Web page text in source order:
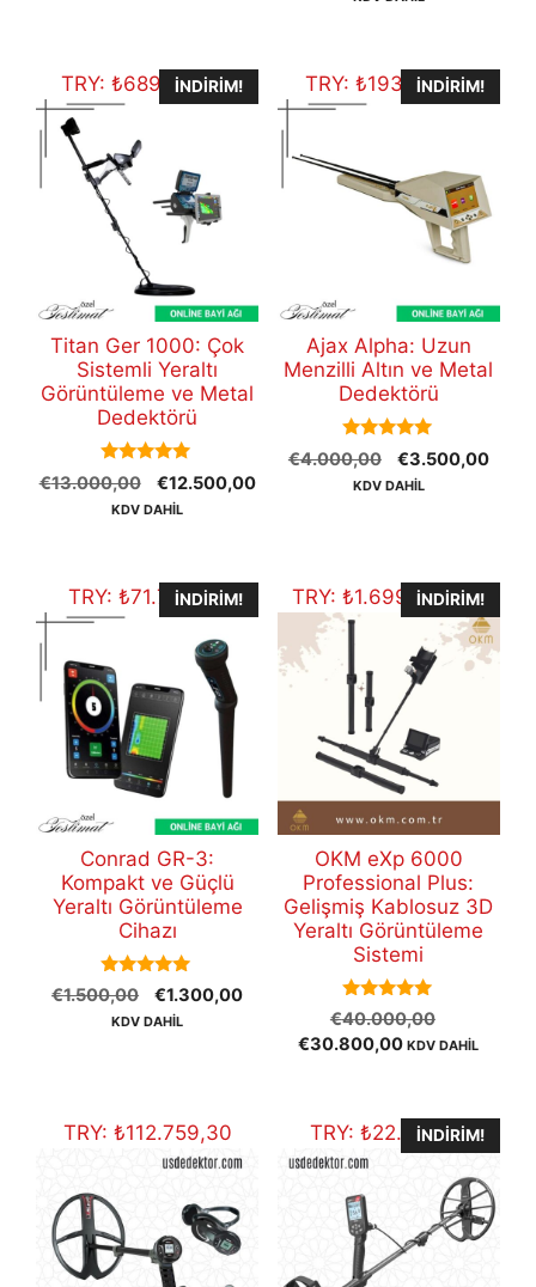
TRY:₺689.912,50
İNDIRIM!
Titan Ger 1000: Çok
Sistemli Yeraltı
Görüntüleme ve Metal
Dedektörü
5.00
out of 5
€13.000,00
Orijinal
fiyat:
€12.500,00Şu
KDV DAHİL
TRY: ₺193.175,50
İNDIRIM!
Ajax Alpha: Uzun
Menzilli Altın ve Metal
Dedektörü
5.00
out of 5
€4.000,00
Orijinal
fiyat:
€3.500,00Şu
KDV DAHİL
TRY:₺71.750,90
İNDIRIM!
Conrad GR-3:
Kompakt ve Güçlü
Yeraltı Görüntüleme
Cihazı
5.00
out of 5
€1.500,00
Orijinal
fiyat:
€1.300,00Şu
KDV DAHİL
TRY:₺1.699.944,40
İNDIRIM!
OKM eXp 6000
Professional Plus:
Gelişmiş Kablosuz 3D
Yeraltı Görüntüleme
Sistemi
5.00
out of 5
€40.000,00
fiyat:
€30.800,00Şu
€30.800,00.
KDV DAHİL
TRY: ₺112.759,30 TRY: ₺22.022,01
İNDIRIM!